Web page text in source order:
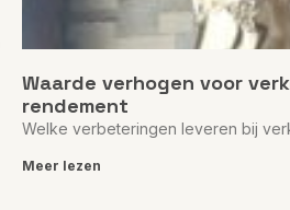
Waarde verhogen voor
rendement
Welke verbeteringen leveren bij
Meer lezen